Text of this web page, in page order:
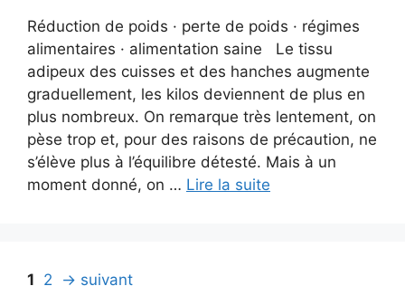
Réduction de poids · perte de poids · régimes
alimentaires · alimentation saine Le tissu
adipeux des cuisses et des hanches augmente
graduellement, les kilos deviennent de plus en
plus nombreux. On remarque très lentement, on
pèse trop et, pour des raisons de précaution, ne
s’élève plus à l’équilibre détesté. Mais à un
moment donné, on … Lire la suite
Navigation
Page
1 Page
2 → suivant